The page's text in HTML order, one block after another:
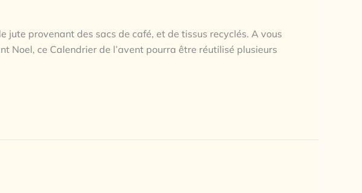
jute provenant des sacs de café, et de tissus recyclés. A vous
Noel, ce Calendrier de l’avent pourra être réutilisé plusieurs